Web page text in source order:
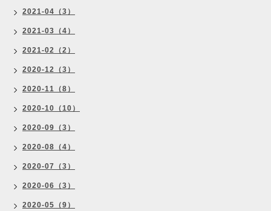
2021-04（3）
2021-03（4）
2021-02（2）
2020-12（3）
2020-11（8）
2020-10（10）
2020-09（3）
2020-08（4）
2020-07（3）
2020-06（3）
2020-05（9）